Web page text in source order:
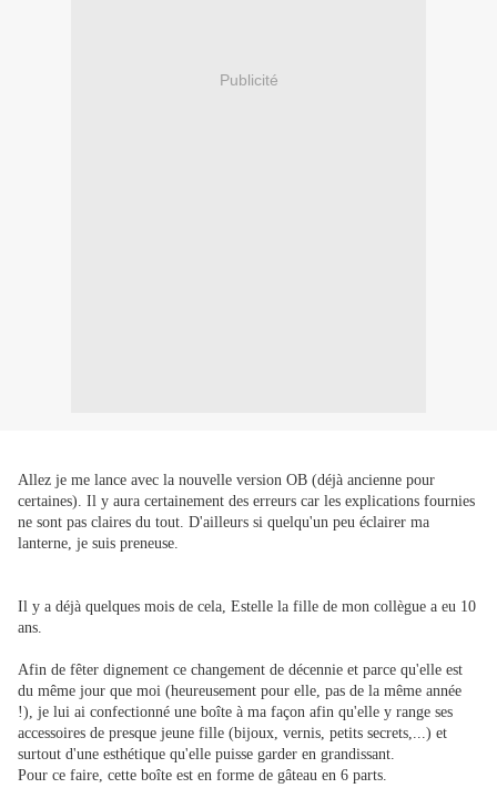
Publicité
Allez je me lance avec la nouvelle version OB (déjà ancienne pour
certaines). Il y aura certainement des erreurs car les explications fournies
ne sont pas claires du tout. D'ailleurs si quelqu'un peu éclairer ma
lanterne, je suis preneuse.
Il y a déjà quelques mois de cela, Estelle la fille de mon collègue a eu 10
ans.
Afin de fêter dignement ce changement de décennie et parce qu'elle est
du même jour que moi (heureusement pour elle, pas de la même année
!), je lui ai confectionné une boîte à ma façon afin qu'elle y range ses
accessoires de presque jeune fille (bijoux, vernis, petits secrets,...) et
surtout d'une esthétique qu'elle puisse garder en grandissant.
Pour ce faire, cette boîte est en forme de gâteau en 6 parts.